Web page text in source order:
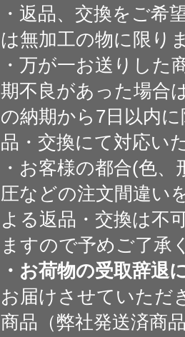
・返品、交換をご希
は無加工の物に限り
・万が一お送りした
期不良があった場合
の納期から7日以内
品・交換にて対応い
・お客様の都合(色、
圧などの注文間違い
よる返品・交換は不
ますので予めご了承
・お荷物の受取辞退
お届けさせていただ
商品（弊社発送済商